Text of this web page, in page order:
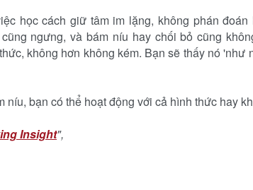
học cách giữ tâm im lặng, không phán
ngưng, và bám níu hay chối bỏ cũng
không hơn không kém. Bạn sẽ thấy nó 'như
níu, bạn có thể hoạt động với cả hình thức hay
Insight",